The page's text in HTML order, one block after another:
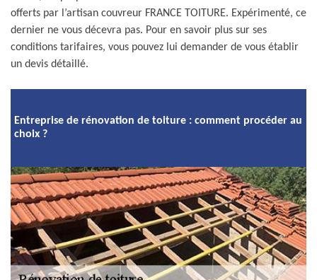
offerts par l’artisan couvreur FRANCE TOITURE. Expérimenté, ce
dernier ne vous décevra pas. Pour en savoir plus sur ses
conditions tarifaires, vous pouvez lui demander de vous établir
un devis détaillé.
Entreprise de rénovation de toiture : comment procéder au
choix ?